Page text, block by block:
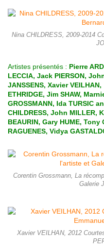
Nina CHILDRESS, 2009-2014
Artistes présentés : Pierre
LECCIA, Jack PIERSON,
JANSSENS, Xavier
ETHRIDGE, Jim SHAW,
GROSSMANN, Ida TURSIC
CHILDRESS, John MILLER,
BEAURIN, Gary HUME,
RAGUENES, Vidya
Corentin Grossmann, La
Galerie
Xavier VEILHAN, 2012